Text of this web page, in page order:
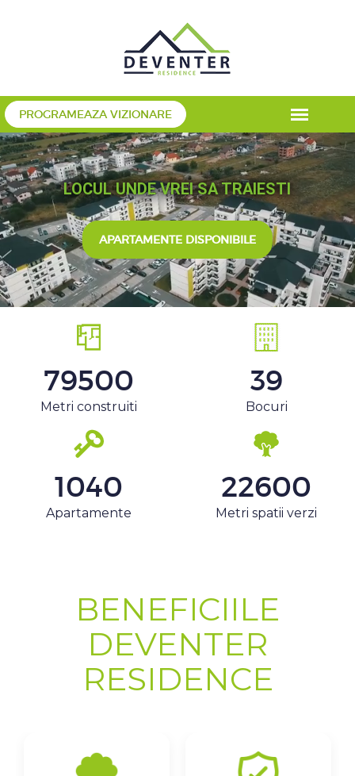
PROGRAMEAZA VIZIONARE
LOCUL UNDE VREI SA TRAIESTI
APARTAMENTE DISPONIBILE
79500
Metri construiti
39
Bocuri
1040
Apartamente
22600
Metri spatii verzi
BENEFICIILE
DEVENTER
RESIDENCE